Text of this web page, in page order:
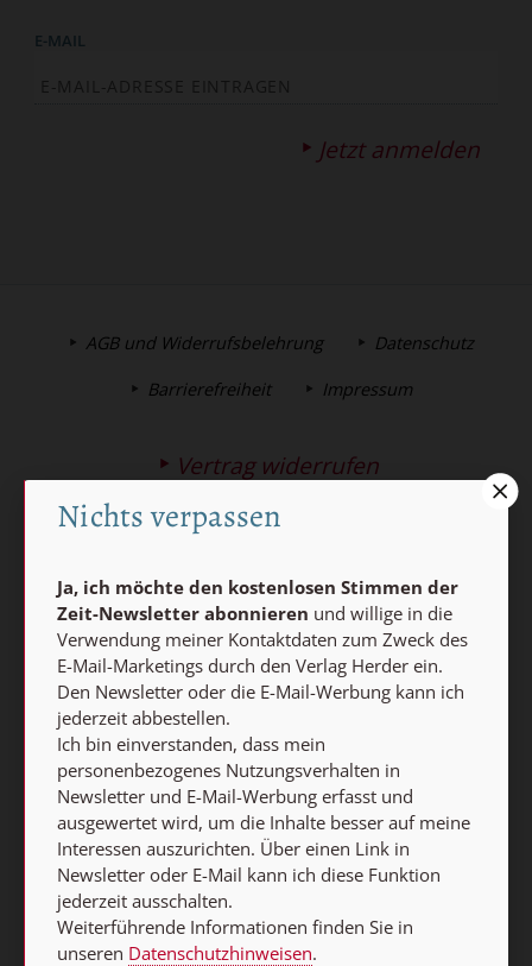
E-MAIL
Jetzt anmelden
AGB und Widerrufsbelehrung Datenschutz
Barrierefreiheit Impressum
Vertrag widerrufen
Abo online kündigen
Nach oben
Nichts verpassen
Ja, ich möchte den kostenlosen Stimmen der
Zeit-Newsletter abonnieren und willige in die
Verwendung meiner Kontaktdaten zum Zweck des
E-Mail-Marketings durch den Verlag Herder ein.
Den Newsletter oder die E-Mail-Werbung kann ich
jederzeit abbestellen.
Ich bin einverstanden, dass mein
personenbezogenes Nutzungsverhalten in
Newsletter und E-Mail-Werbung erfasst und
ausgewertet wird, um die Inhalte besser auf meine
Interessen auszurichten. Über einen Link in
Newsletter oder E-Mail kann ich diese Funktion
jederzeit ausschalten.
Weiterführende Informationen finden Sie in
unseren Datenschutzhinweisen.